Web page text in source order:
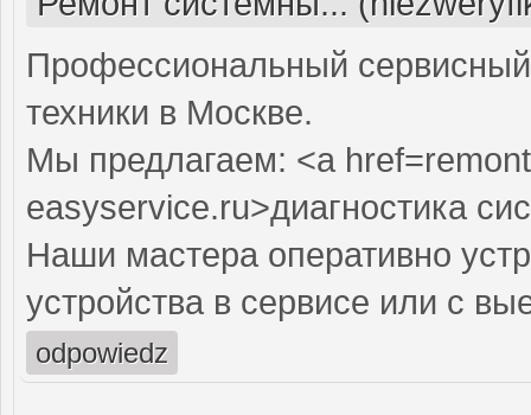
Профессиональный
техники в Москве.
Мы предлагаем: <a
easyservice.ru>диагностика
Наши мастера оперативно
устройства в сервисе или с
odpowiedz